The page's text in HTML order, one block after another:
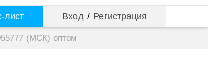
лист Вход / Регистрация
(МСК) оптом